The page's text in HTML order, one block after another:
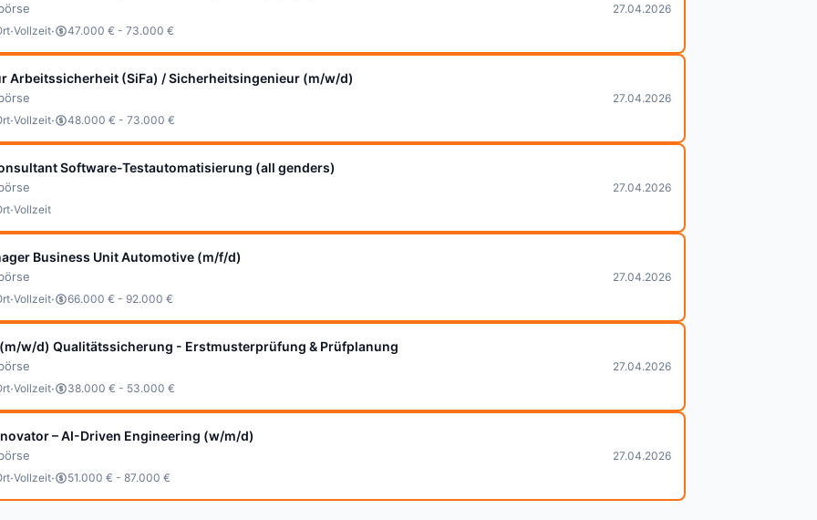
·Vollzeit· 47.000 € - 73.000 €
27.04.2026
Arbeitssicherheit (SiFa) / Sicherheitsingenieur (m/w/d)
·Vollzeit· 48.000 € - 73.000 €
27.04.2026
Software-Testautomatisierung (all genders)
·Vollzeit
27.04.2026
Business Unit Automotive (m/f/d)
·Vollzeit· 66.000 € - 92.000 €
27.04.2026
w/d) Qualitätssicherung - Erstmusterprüfung & Prüfplanung
·Vollzeit· 38.000 € - 53.000 €
27.04.2026
– AI-Driven Engineering (w/m/d)
·Vollzeit· 51.000 € - 87.000 €
27.04.2026